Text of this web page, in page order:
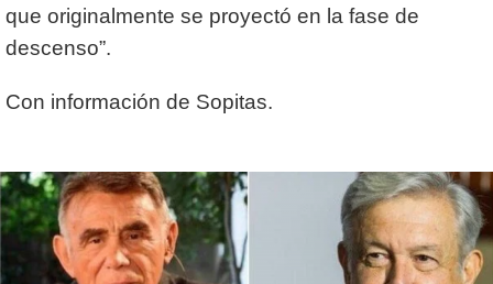
que originalmente se proyectó en la fase de
descenso”.
Con información de Sopitas.